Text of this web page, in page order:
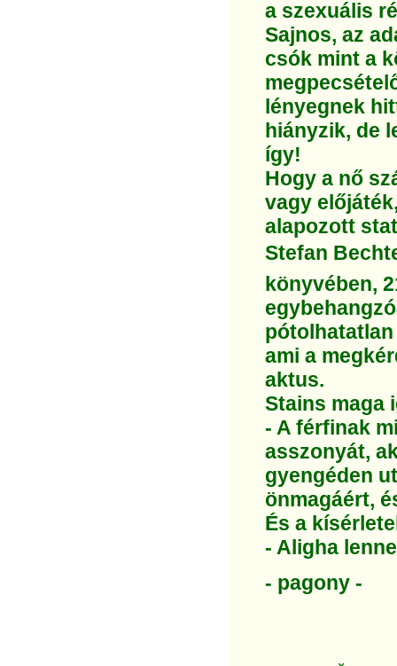
a szexuális
Sajnos, az
csók mint a
lényegnek
hiányzik, de
így!
Hogy a nő
vagy
alapozott
Stefan
könyvében,
ami a
aktus.
Stains maga
- A férfinak
asszonyát,
gyengéden
önmagáért,
És a
- Aligha
- pagony -